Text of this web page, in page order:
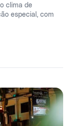
clima de
especial, com